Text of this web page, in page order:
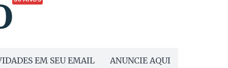
EM SEU EMAIL ANUNCIE AQUI